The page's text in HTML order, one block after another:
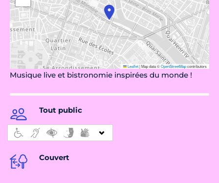
Leaflet|Map data ©OpenStreetMapcontributors
Musique live et bistronomie inspirées du monde !
Tout public
Couvert